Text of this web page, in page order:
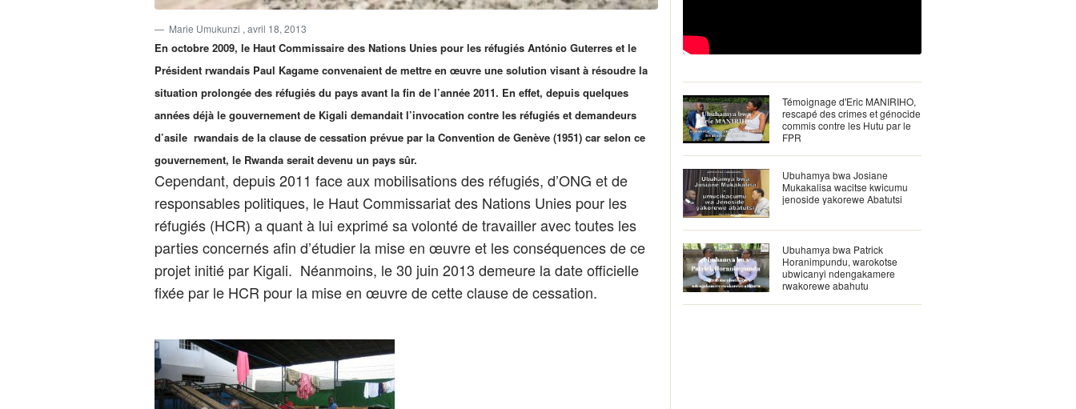
Marie Umukunzi , avril 18, 2013
En octobre 2009, le Haut Commissaire des Nations Unies pour les réfugiés António Guterres et le
Président rwandais Paul Kagame convenaient de mettre en œuvre une solution visant à résoudre la
situation prolongée des réfugiés du pays avant la fin de l’année 2011. En effet, depuis quelques
années déjà le gouvernement de Kigali demandait l’invocation contre les réfugiés et demandeurs
d’asile rwandaisde la clause de cessation prévue par la Convention de Genève (1951) car selon ce
gouvernement, le Rwanda serait devenu un pays sûr.
Cependant, depuis 2011 face aux mobilisations des réfugiés, d’ONG et de
responsables politiques, le Haut Commissariat des Nations Unies pour les
réfugiés (HCR) a quant à lui exprimé sa volonté de travailler avec toutes les
parties concernés afin d’étudier la mise en œuvre et les conséquences de ce
projet initié par Kigali. Néanmoins, le 30 juin 2013 demeure la date officielle
fixée par le HCR pour la mise en œuvre de cette clause de cessation.
Témoignage d'Eric MANIRIHO,
rescapé des crimes et génocide
commis contre les Hutu par le
FPR
Ubuhamya bwa Josiane
Mukakalisa wacitse kwicumu
jenoside yakorewe Abatutsi
Ubuhamya bwa Patrick
Horanimpundu, warokotse
ubwicanyi ndengakamere
rwakorewe abahutu